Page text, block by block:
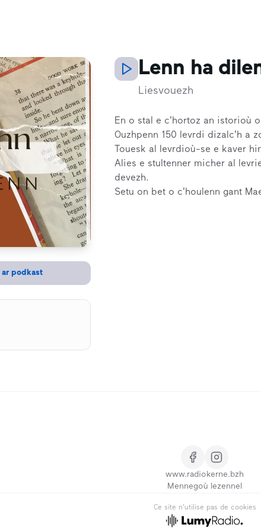
ar podkast
Lenn ha
Liesvouezh
En o stal e c’hortoz an istorioù
Ouzhpenn 150 levrdi dizalc’h a
Touesk al levrdioù-se e kaver
Alies e stultenner micher al
devezh.
Setu on bet o c’houlenn gant
www.radiokerne.bzh
Mennegoù lezennel
Ce site n'utilise pas de cookies